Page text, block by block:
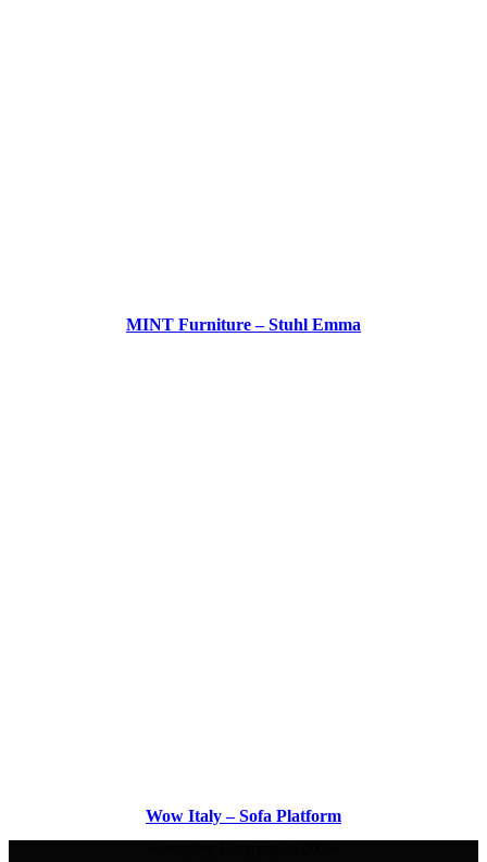
MINT Furniture – Stuhl Emma
Wow Italy – Sofa Platform